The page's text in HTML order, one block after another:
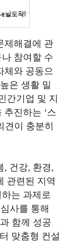
제해결에 관
참여할 수
체와 공동으
은 생활 밀
간기업 및 지
진하는 ‘스
견이 충분히
, 건강, 환경,
관련된 지역
는 과제로
사를 통해
함께 성공
맞춤형 컨설